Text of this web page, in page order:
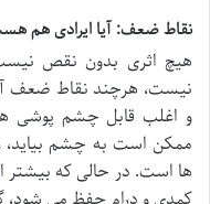
نقاط ضعف: آیا ایرادی هم
هیچ اثری بدون نقص
نیست، هرچند نقاط ضعف
و اغلب قابل چشم پوشی
ها است. در حالی که بیشتر